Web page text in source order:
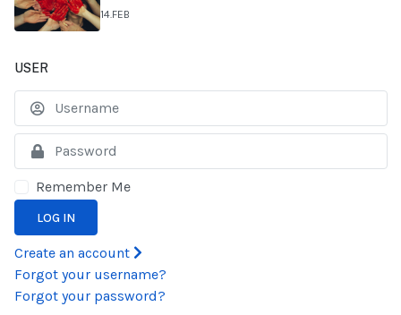
14.FEB
USER
Remember Me
LOG IN
Create an account
Forgot your username?
Forgot your password?